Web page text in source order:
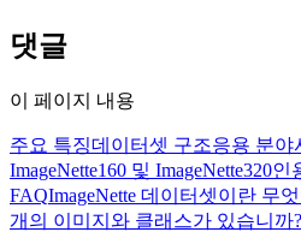
댓글
이 페이지 내용
주요 특징데이터셋 구조응용 분야
ImageNette160 및 ImageNette320인
FAQImageNette 데이터셋이란 무
개의 이미지와 클래스가 있습니까?